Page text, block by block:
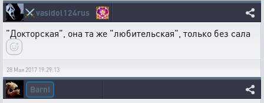
⚔️vasidol124rus
"Докторская", она та же "любительская", только без сала
28 Мая 2017 19:29:13
Barni